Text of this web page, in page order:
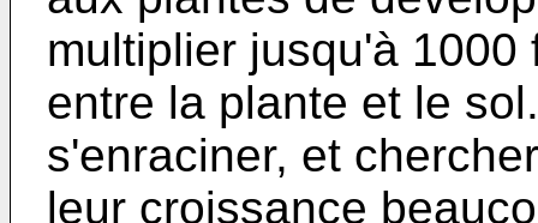
multiplier jusqu'à
entre la plante et le
s'enraciner, et
leur croissance